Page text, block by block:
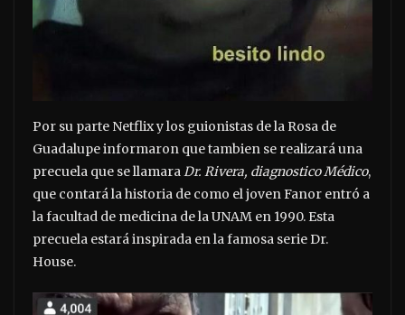
Por su parte Netflix y los guionistas de la Rosa de
Guadalupe informaron que tambien se realizará una
precuela que se llamaraDr. Rivera, diagnostico Médico,
que contará la historia de como el joven Fanor entró a
la facultad de medicina de la UNAM en 1990. Esta
precuela estará inspirada en la famosa serie Dr.
House.